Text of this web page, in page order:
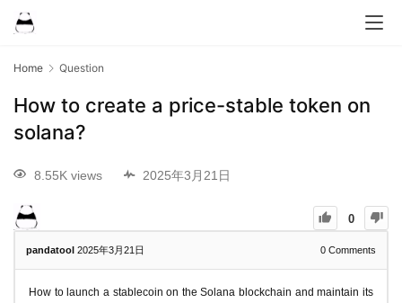
Home Question
How to create a price-stable token on
solana?
8.55K views 2025年3月21日
0
pandatool 2025年3月21日 0 Comments
How to launch a stablecoin on the Solana blockchain and maintain its